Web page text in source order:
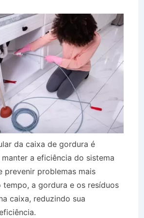
da caixa de gordura é
a eficiência do sistema
prevenir problemas mais
tempo, a gordura e os resíduos
caixa, reduzindo sua